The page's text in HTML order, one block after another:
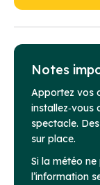
Notes
Apportez vos
spectacle.
sur place.
Si la météo
l’information